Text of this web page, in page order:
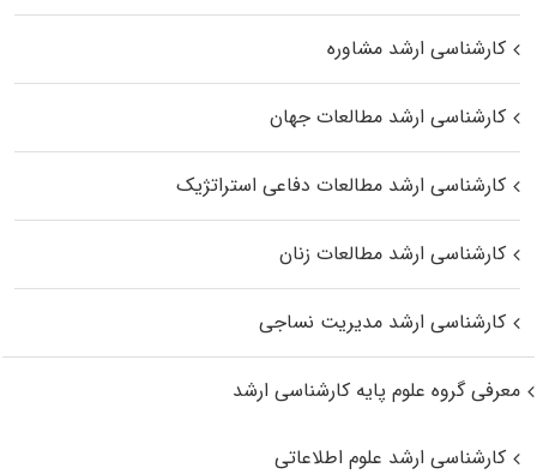
کارشناسی ارشد مشاوره
کارشناسی ارشد مطالعات جهان
کارشناسی ارشد مطالعات دفاعی استراتژیک
کارشناسی ارشد مطالعات زنان
کارشناسی ارشد مدیریت نساجی
معرفی گروه علوم پایه کارشناسی ارشد
کارشناسی ارشد علوم اطلاعاتی